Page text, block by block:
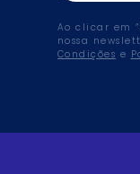
Ao clicar em
nossa
Condições e